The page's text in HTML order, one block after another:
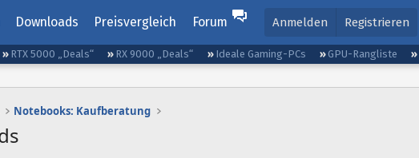
Downloads Preisvergleich Forum Anmelden Registrieren
RTX 5000 „Deals“ RX 9000 „Deals“ Ideale Gaming-PCs GPU-Rangliste
Notebooks: Kaufberatung